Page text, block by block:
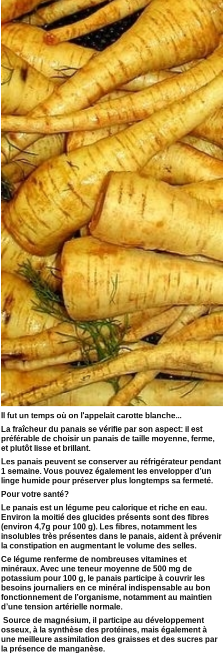
Il fut un temps où on l'appelait carotte blanche...
La fraîcheur du panais se vérifie par son aspect: il est
préférable de choisir un panais de taille moyenne, ferme,
et plutôt lisse et brillant.
Les panais peuvent se conserver au réfrigérateur pendant
1 semaine. Vous pouvez également les envelopper d’un
linge humide pour préserver plus longtemps sa fermeté.
Pour votre santé?
Le panais est un légume peu calorique et riche en eau.
Environ la moitié des glucides présents sont des fibres
(environ 4,7g pour 100 g). Les fibres, notamment les
insolubles très présentes dans le panais, aident à prévenir
la constipation en augmentant le volume des selles.
Ce légume renferme de nombreuses vitamines et
minéraux. Avec une teneur moyenne de 500 mg de
potassium pour 100 g, le panais participe à couvrir les
besoins journaliers en ce minéral indispensable au bon
fonctionnement de l’organisme, notamment au maintien
d’une tension artérielle normale.
Source de magnésium, il participe au développement
osseux, à la synthèse des protéines, mais également à
une meilleure assimilation des graisses et des sucres par
la présence de manganèse.